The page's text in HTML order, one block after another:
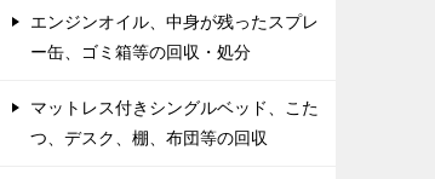
エンジンオイル、中身が残ったスプレ
ー缶、ゴミ箱等の回収・処分
マットレス付きシングルベッド、こた
つ、デスク、棚、布団等の回収